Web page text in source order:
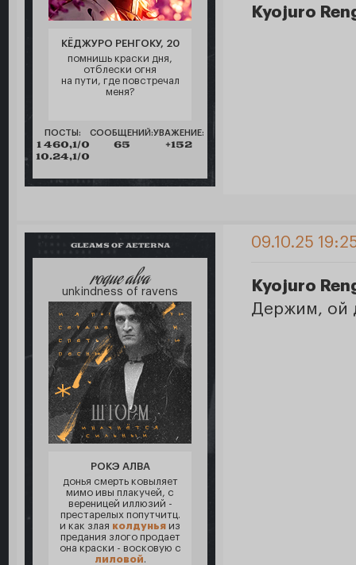
КЁДЖУРО РЕНГОКУ, 20
помнишь краски дня,
отблески огня
на пути, где повстречал
меня?
ПОСТЫ:
1 460,1/0
10.24,1/0
СООБЩЕНИЙ:
65
УВАЖЕНИЕ:
+152
Kyojuro
GLEAMS OF AETERNA
roque alva
unkindness of ravens
РОКЭ АЛВА
донья смерть ковыляет
мимо ивы плакучей, с
вереницей иллюзий -
престарелых попутчитц.
и как злая колдунья из
предания злого продает
она краски - восковую с
лиловой.
09.10.25
Kyojuro
Держим,